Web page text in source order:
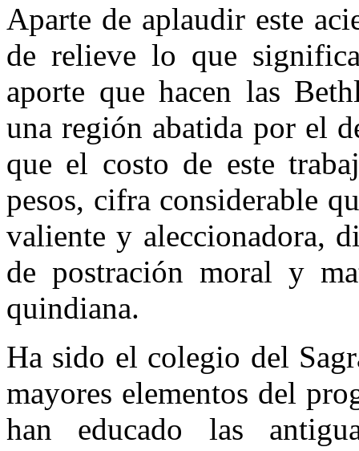
Aparte de aplaudir este
de re­lieve lo que
aporte que hacen las
una región abatida por el
que el costo de este
pesos, ci­fra considerable
valiente y aleccionadora,
de postración moral y
quindiana.
Ha sido el colegio del
mayo­res elementos del
han educado las